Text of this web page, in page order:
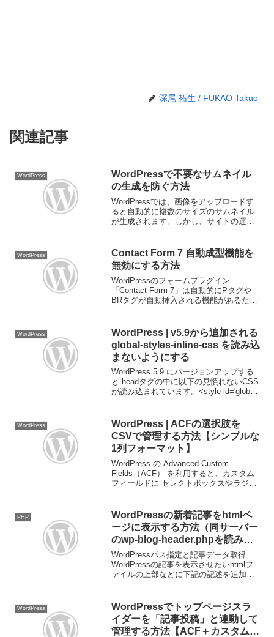
深尾 拓生 / FUKAO Takuo
関連記事
WordPress
WordPressで不要なサムネイル
の生成を防ぐ方法
WordPressでは、画像をアップロードす
ると自動的に複数のサイズのサムネイル
が生成されます。しかし、サイトの運営
ります。この記事では、不要なサムネイ
ルの生成を防ぐ方...
WordPress
Contact Form 7 自動成型機能を
無効にする方法
WordPressのフォームプラグイン
「Contact Form 7」は自動的にPタグや
BRタグが自動挿入される機能があるため
型機能により挿入されたBRタグ、Pタグ
によ...
WordPress
WordPress | v5.9から追加される
global-styles-inline-css を読み込
まないようにする
WordPress 5.9 にバージョンアップする
と headタグの中に以下の見慣れないCSS
が読み込まれています。<style id='global-
WordPress
WordPress | ACFの選択肢を
CSVで管理する方法【シンプルな
1列フォーマット】
WordPress の Advanced Custom
Fields（ACF） を利用すると、カスタム
フィールドに セレクトボックスやラジオ
かります。本記事では、選択肢...
PHP
WordPressの新着記事をhtmlペ
ージに表示する方法（同サーバー
のwp-blog-header.phpを読み込
む場合）
WordPressパス指定と記事データ取得
WordPressの記事を表示させたいhtmlフ
ァイルの上部などに下記の記述を追加し
ようにするため...
WordPress
WordPressでトップページスラ
イダーを「記事投稿」と連動して
管理する方法【ACF＋カスタム投